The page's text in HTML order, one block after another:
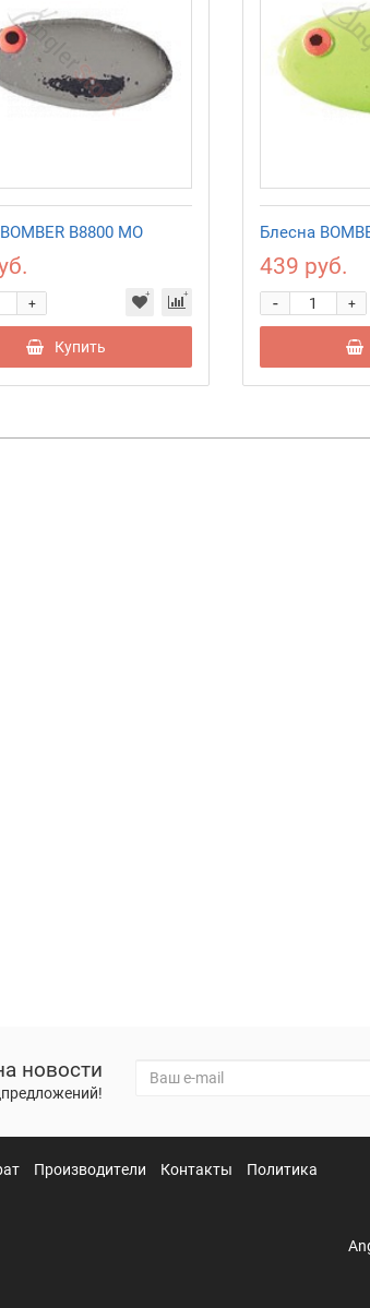
B8800 MO
+
Купить
Блесна
439 руб.
+
-
новости
Производители Контакты
Политика